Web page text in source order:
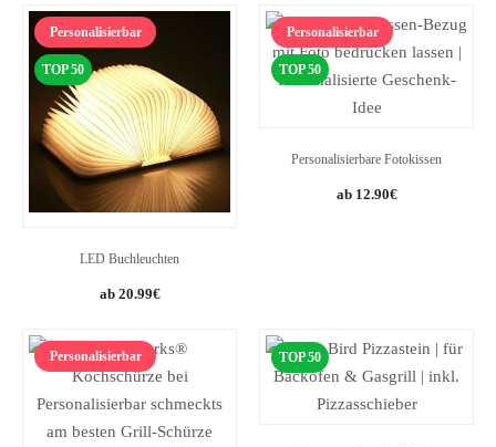
Personalisierbar
TOP 50
LED Buchleuchten
20.99€
Personalisierbar
TOP 50
Personalisierbare Fotokissen
12.90€
Personalisierbar TOP 50